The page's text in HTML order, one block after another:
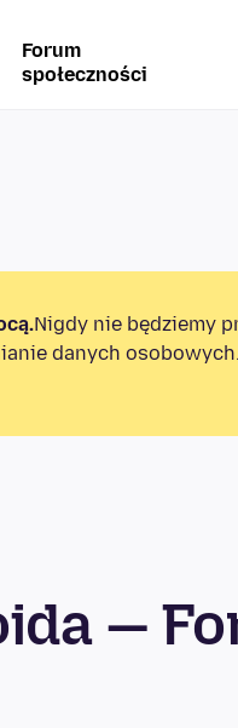
Forum
społeczności
Nigdy nie będziemy
danych
—